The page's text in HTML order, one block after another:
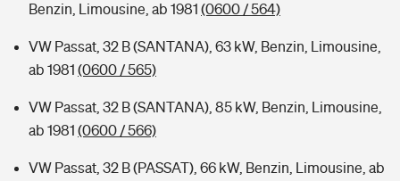
Benzin, Limousine, ab 1981 (0600 / 564)
VW Passat, 32 B (SANTANA), 63 kW, Benzin, Limousine,
ab 1981 (0600 / 565)
VW Passat, 32 B (SANTANA), 85 kW, Benzin, Limousine,
ab 1981 (0600 / 566)
VW Passat, 32 B (PASSAT), 66 kW, Benzin, Limousine, ab